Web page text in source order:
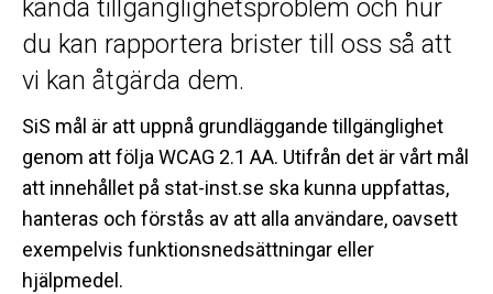
kända tillgänglighetsproblem och hur
du kan rapportera brister till oss så att
vi kan åtgärda dem.
SiS mål är att uppnå grundläggande tillgänglighet
genom att följa WCAG 2.1 AA. Utifrån det är vårt mål
att innehållet på stat-inst.se ska kunna uppfattas,
hanteras och förstås av att alla användare, oavsett
exempelvis funktionsnedsättningar eller
hjälpmedel.